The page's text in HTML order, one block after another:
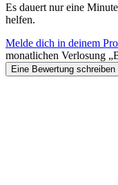
Es dauert nur eine
helfen.
Melde dich in deinem
monatlichen Verlosung
Eine Bewertung schreiben